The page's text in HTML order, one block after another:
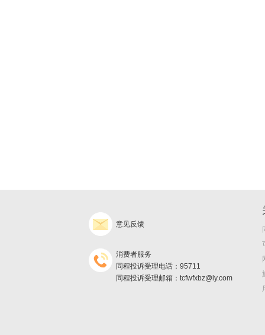
意见反馈
消费者服务
同程投诉受理电话：95711
同程投诉受理邮箱：tcfwfxbz@ly.com